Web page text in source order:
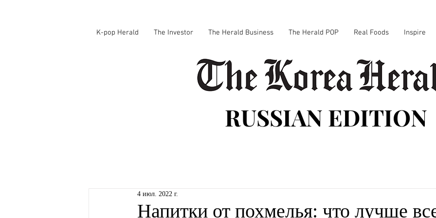
K-pop Herald The Investor The Herald Business The Herald POP Real Foods Inspire
RUSSIAN EDITION
Напитки от похмелья: что лучше
4 июл. 2022 г.